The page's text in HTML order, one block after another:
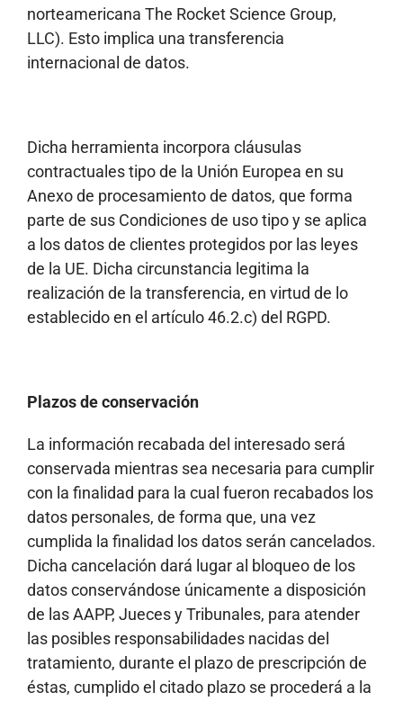
norteamericana The Rocket Science Group,
LLC). Esto implica una transferencia
internacional de datos.
Dicha herramienta incorpora cláusulas
contractuales tipo de la Unión Europea en su
Anexo de procesamiento de datos, que forma
parte de sus Condiciones de uso tipo y se aplica
a los datos de clientes protegidos por las leyes
de la UE. Dicha circunstancia legitima la
realización de la transferencia, en virtud de lo
establecido en el artículo 46.2.c) del RGPD.
Plazos de conservación
La información recabada del interesado será
conservada mientras sea necesaria para cumplir
con la finalidad para la cual fueron recabados los
datos personales, de forma que, una vez
cumplida la finalidad los datos serán cancelados.
Dicha cancelación dará lugar al bloqueo de los
datos conservándose únicamente a disposición
de las AAPP, Jueces y Tribunales, para atender
las posibles responsabilidades nacidas del
tratamiento, durante el plazo de prescripción de
éstas, cumplido el citado plazo se procederá a la